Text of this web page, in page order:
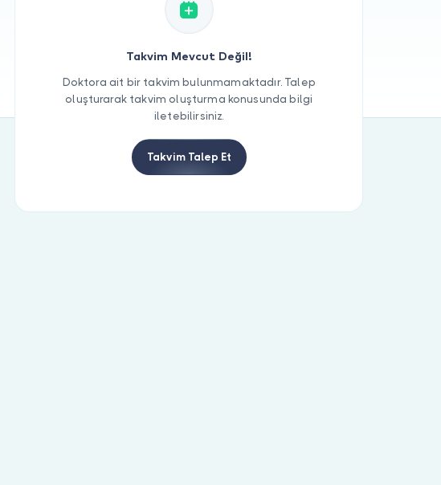
Takvim Mevcut Değil!
Doktora ait bir takvim bulunmamaktadır. Talep
oluşturarak takvim oluşturma konusunda bilgi
iletebilirsiniz.
Takvim Talep Et